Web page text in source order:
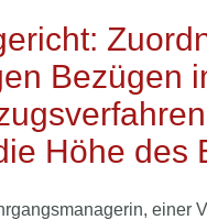
Bezügen
Höhe des
einer